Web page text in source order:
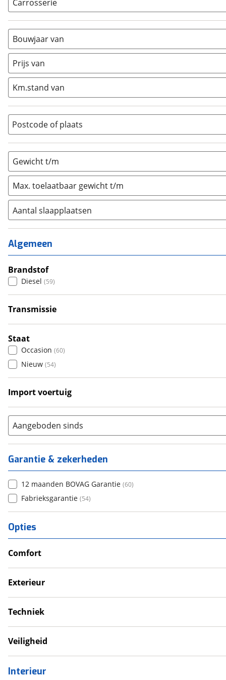
Carrosserie
Alkoof (1)
Busmodel
Caravan (55)
Half-integraal
Integraal (6)
Opzetunit (0
Vouwwagen (0)
Bouwjaar van
Prijs van
Km.stand van
Postcode of plaats
Gewicht t/m
Max. toelaatbaar gewicht t/m
Aantal slaapplaatsen
1 (0)
2 (14)
3 (33)
4 (44)
5 (7)
6+ (7)
Algemeen
Brandstof
Diesel (59)
Transmissie
Automatisch
Staat
Occasion (60)
Nieuw (54)
Import voertuig
Nee (2)
Aangeboden sinds
Garantie & zekerheden
12 maanden BOVAG Garantie (60)
Fabrieksgarantie (54)
Opties
Comfort
Douche
Verwarmde leefruimte
Exterieur
Fietsendrager
Schotel
Techniek
Omvormer
Veiligheid
Interieur